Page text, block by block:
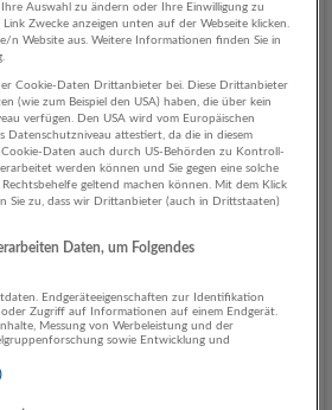
idyllischen Weiher und umgeben
Parklandschaft, istSchloss
Rückzugsort, nur wenige Minuten
entfernt. Das im Jahr 1736 erbaute
im Meierhof sowie 12 Suiten im
Blick auf die umliegenden Berge
schaffen wir für unsere Gäste
Global, einer internationalen Non-
es sich zur Aufgabe gemacht hat,
und eine Welt voller neuer
Auswahl zu ändern oder Ihre Einwilligung zu
Zwecke anzeigen unten auf der Webseite klicken.
n Website aus. Weitere Informationen finden Sie in
Cookie-Daten Drittanbieter bei. Diese Drittanbieter
(wie zum Beispiel den USA) haben, die über kein
verfügen. Den USA wird vom Europäischen
Datenschutzniveau attestiert, da die in diesem
Daten auch durch US-Behörden zu Kontroll-
werden können und Sie gegen eine solche
geltend machen können. Mit dem Klick
Sie zu, dass wir Drittanbieter (auch in Drittstaaten)
Daten, um Folgendes
Endgeräteeigenschaften zur Identifikation
Zugriff auf Informationen auf einem Endgerät.
Messung von Werbeleistung und der
sowie Entwicklung und